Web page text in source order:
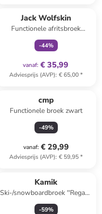
Jack Wolfskin
Functionele afritsbroek
"Safari" donkerblauw
-44%
vanaf: € 35,99
Adviesprijs (AVP): € 65,00*
cmp
Functionele broek zwart
-49%
vanaf: € 29,99
Adviesprijs (AVP): € 59,95*
Kamik
Ski-/snowboardbroek ''Regan''
blauw
-59%